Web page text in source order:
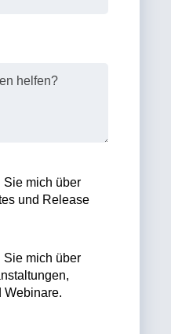
Sie mich über
und Release
Sie mich über
Webinare.